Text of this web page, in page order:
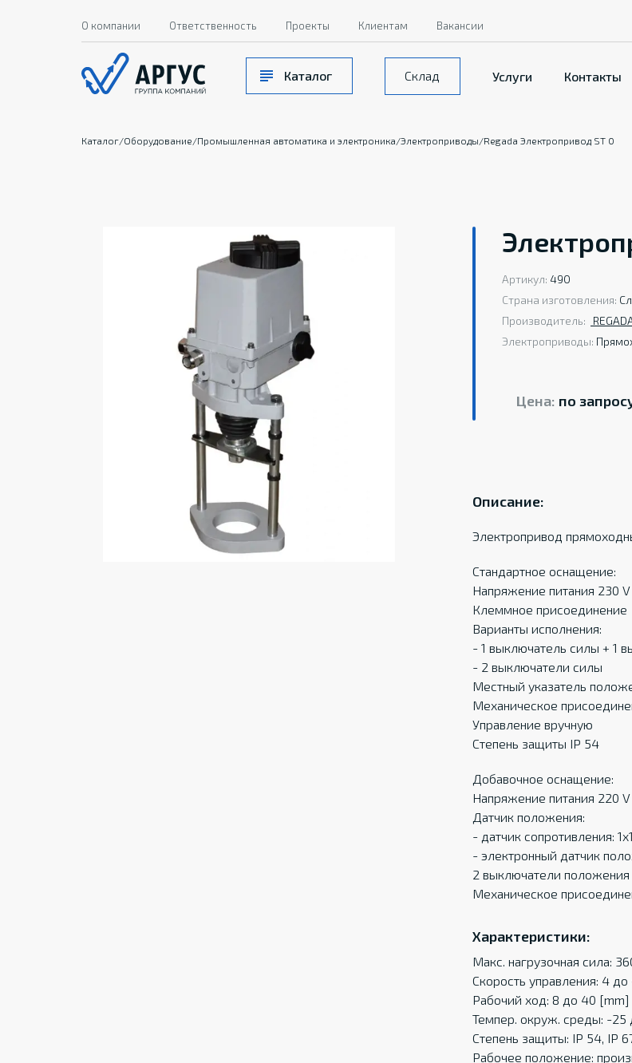
Каталог Склад Услуги Контакты
О компании Ответственность Проекты Клиентам Вакансии
Каталог/Оборудование/Промышленная автоматика и электроника/Электроприводы/Regada Электропривод ST 0
Артикул: 490
Страна изготовления:
Производитель:
Электроприводы:
Цена: по
Описание:
Электропривод
Стандартное оснащение:
Напряжение питания 230 V
Клеммное присоединение
Варианты исполнения:
- 1 выключатель силы + 1
- 2 выключатели силы
Местный указатель
Механическое
Управление вручную
Степень защиты IP 54
Добавочное оснащение:
Напряжение питания 220 V
Датчик положения:
- датчик сопротивления:
- электронный датчик
2 выключатели положения
Механическое
Характеристики:
Макс. нагрузочная сила:
Скорость управления: 4
Рабочий ход: 8 до 40 [mm]
Темпер. oкруж. среды: -25
Степень защиты: IP 54, IP
Рабочее положение: